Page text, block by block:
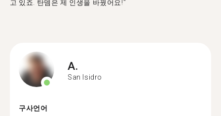
고 있죠. 탄뎀은 제 인생을 바꿨어요!"
A.
San Isidro
구사언어